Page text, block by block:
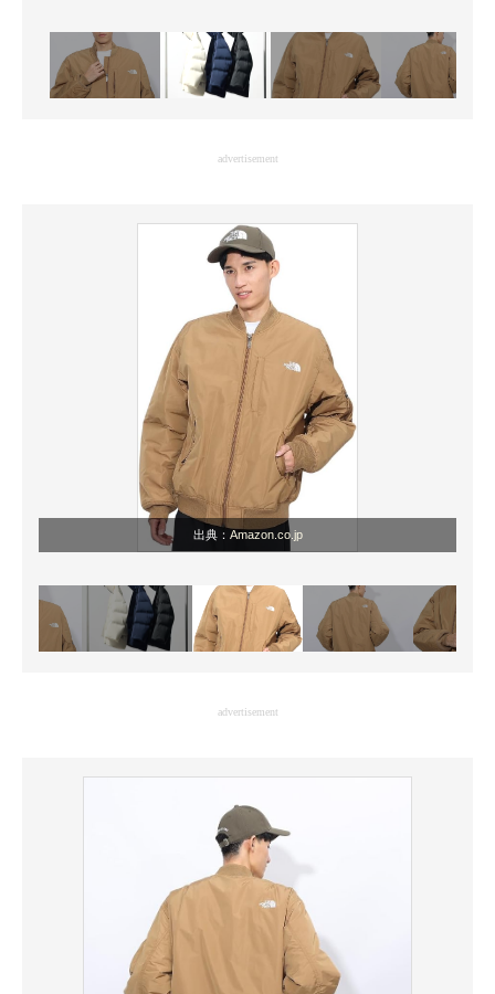
advertisement
出典： Amazon.co.jp
advertisement